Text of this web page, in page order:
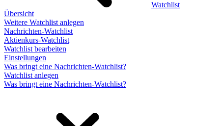
Watchlist
Übersicht
Weitere Watchlist anlegen
Nachrichten-Watchlist
Aktienkurs-Watchlist
Watchlist bearbeiten
Einstellungen
Was bringt eine Nachrichten-Watchlist?
Watchlist anlegen
Was bringt eine Nachrichten-Watchlist?